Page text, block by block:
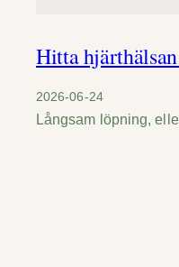
Hitta
2026-06-24
Långsam löpning,